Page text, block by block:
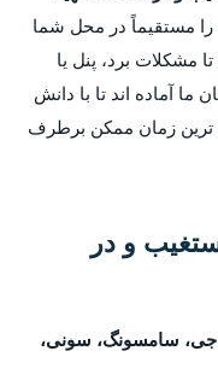
مستقیماً در محل شما
مشکلات برد، پنل یا
آماده اند تا با دانش
ترین زمان ممکن برطرف
و در
سامسونگ، سونی،